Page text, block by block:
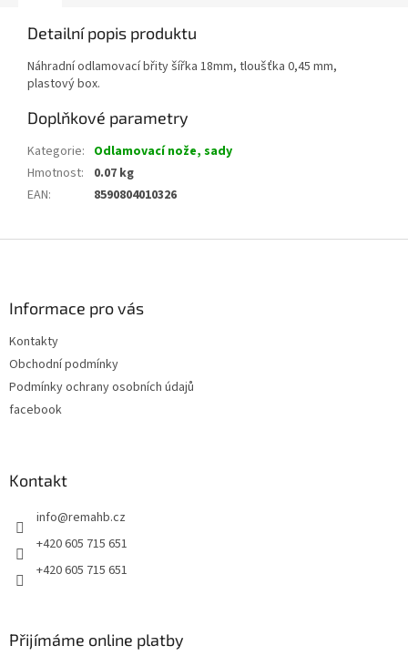
Detailní popis produktu
Náhradní odlamovací břity šířka 18mm, tloušťka 0,45 mm,
plastový box.
Doplňkové parametry
Kategorie: Odlamovací nože, sady
Hmotnost:
0.07 kg
EAN: 8590804010326
Informace pro vás
Kontakty
Obchodní podmínky
Podmínky ochrany osobních údajů
facebook
Kontakt
info@remahb.cz
+420 605 715 651
+420 605 715 651
Přijímáme online platby